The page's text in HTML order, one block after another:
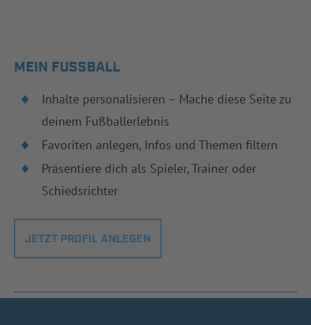
MEIN FUSSBALL
Inhalte personalisieren – Mache diese Seite zu
deinem Fußballerlebnis
Favoriten anlegen, Infos und Themen filtern
Präsentiere dich als Spieler, Trainer oder
Schiedsrichter
JETZT PROFIL ANLEGEN